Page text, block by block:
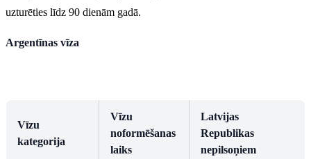
uzturēties līdz 90 dienām gadā.
Argentīnas vīza
Vīzu
kategorija
Vīzu
noformēšanas
laiks
Latvijas
Republikas
nepilsoņiem